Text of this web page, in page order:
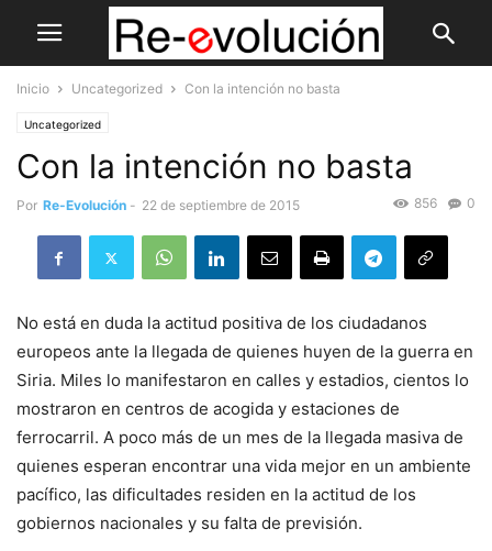
Inicio Uncategorized Con la intención no basta
Uncategorized
Con la intención no basta
Por Re-Evolución - 22 de septiembre de 2015 0
856
No está en duda la actitud positiva de los ciudadanos
europeos ante la llegada de quienes huyen de la guerra en
Siria. Miles lo manifestaron en calles y estadios, cientos lo
mostraron en centros de acogida y estaciones de
ferrocarril. A poco más de un mes de la llegada masiva de
quienes esperan encontrar una vida mejor en un ambiente
pacífico, las dificultades residen en la actitud de los
gobiernos nacionales y su falta de previsión.